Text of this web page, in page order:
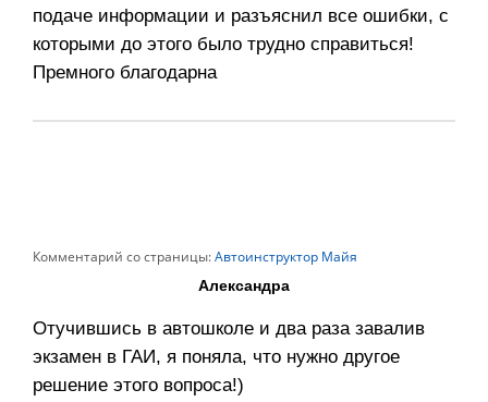
подаче информации и разъяснил все ошибки, с
которыми до этого было трудно справиться!
Премного благодарна
Комментарий со страницы:Автоинструктор Майя
Александра
Отучившись в автошколе и два раза завалив
экзамен в ГАИ, я поняла, что нужно другое
решение этого вопроса!)